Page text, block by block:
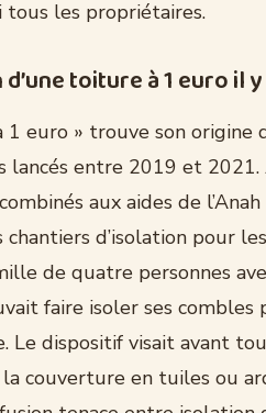
les propriétaires.
toiture à 1 euro il
1 euro » trouve son origine
lancés entre 2019 et
combinés aux aides de
d’isolation pour
de quatre personnes
faire isoler ses combles
Le dispositif visait avant
couverture en tuiles ou